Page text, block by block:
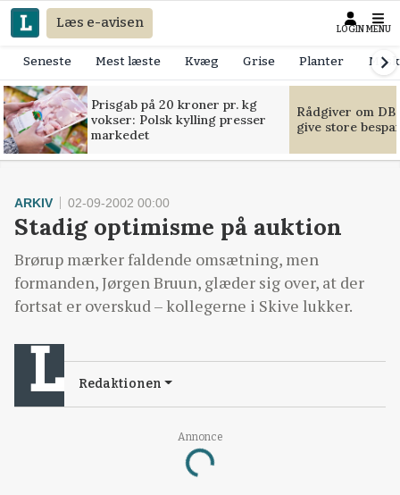
Læs e-avisen LOGIN MENU
Seneste Mest læste Kvæg Grise Planter
Prisgab på 20 kroner pr. kg
vokser: Polsk kylling presser
markedet
Rådgiver om
give store
Annonce
Loading...
ARKIV 02-09-2002 00:00
Stadig optimisme på auktion
Brørup mærker faldende omsætning, men
formanden, Jørgen Bruun, glæder sig over, at der
fortsat er overskud – kollegerne i Skive lukker.
Redaktionen